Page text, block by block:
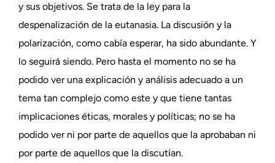
y sus objetivos. Se trata de la ley para la
despenalización de la eutanasia. La discusión y la
polarización, como cabía esperar, ha sido abundante. Y
lo seguirá siendo. Pero hasta el momento no se ha
podido ver una explicación y análisis adecuado a un
tema tan complejo como este y que tiene tantas
implicaciones éticas, morales y políticas; no se ha
podido ver ni por parte de aquellos que la aprobaban ni
por parte de aquellos que la discutían.